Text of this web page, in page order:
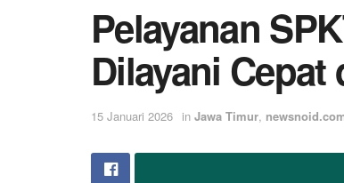
Pelayanan
Dilayani
15 Januari 2026 in Jawa Timur,